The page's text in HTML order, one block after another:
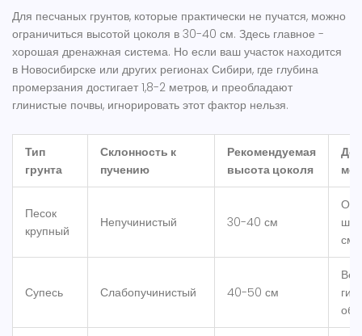
Для песчаных грунтов, которые практически не пучатся, можно
ограничиться высотой цоколя в 30-40 см. Здесь главное -
хорошая дренажная система. Но если ваш участок находится
в Новосибирске или других регионах Сибири, где глубина
промерзания достигает 1,8-2 метров, и преобладают
глинистые почвы, игнорировать этот фактор нельзя.
Тип
грунта
Склонность к
пучению
Рекомендуемая
высота цоколя
Песок
крупный
Непучинистый 30-40 см
см
Супесь Слабопучинистый 40-50 см